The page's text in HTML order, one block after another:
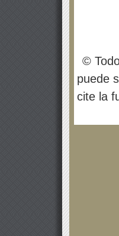
©
puede
cite la